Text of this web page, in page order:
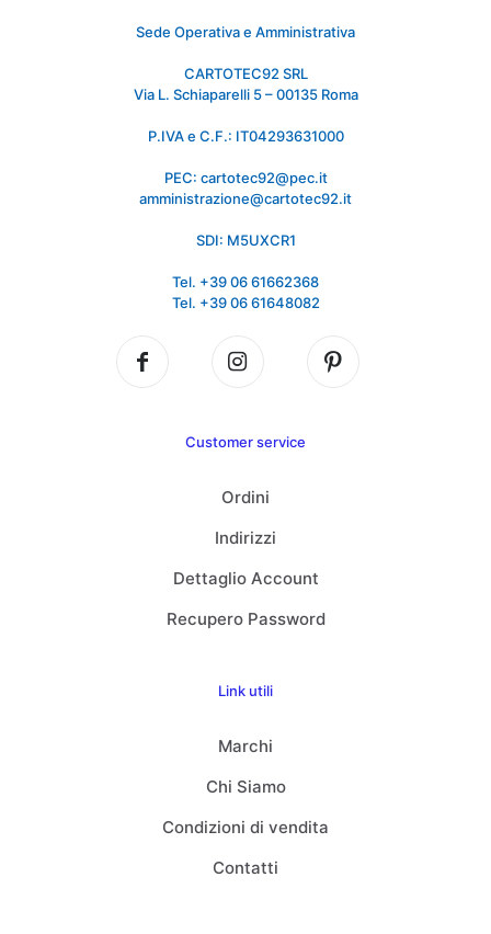
Sede Operativa e Amministrativa
CARTOTEC92 SRL
Via L. Schiaparelli 5 – 00135 Roma
P.IVA e C.F.: IT04293631000
PEC: cartotec92@pec.it
amministrazione@cartotec92.it
SDI: M5UXCR1
Tel. +39 06 61662368
Tel. +39 06 61648082
Customer service
Ordini
Indirizzi
Dettaglio Account
Recupero Password
Link utili
Marchi
Chi Siamo
Condizioni di vendita
Contatti